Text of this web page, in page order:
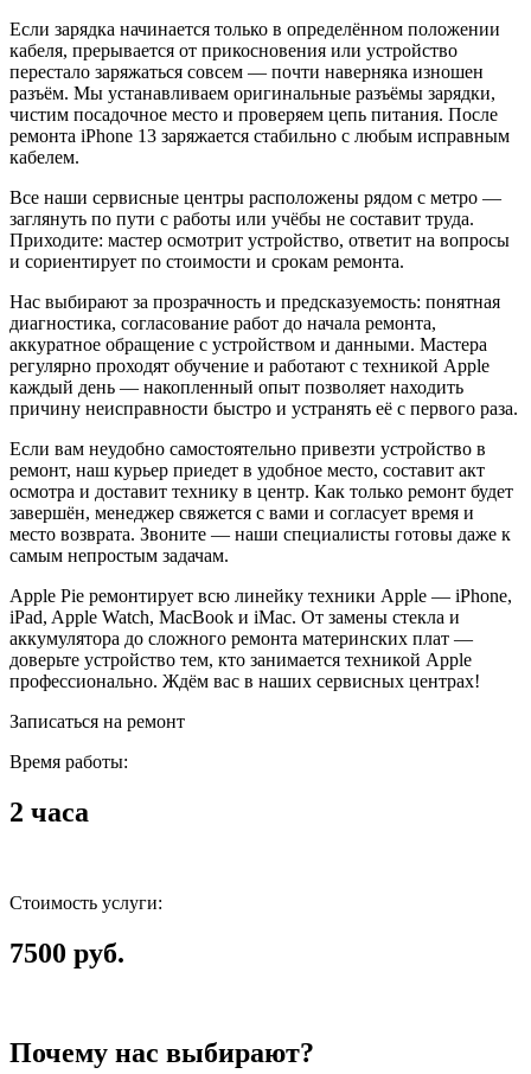
Если зарядка начинается только в определённом положении
кабеля, прерывается от прикосновения или устройство
перестало заряжаться совсем — почти наверняка изношен
разъём. Мы устанавливаем оригинальные разъёмы зарядки,
чистим посадочное место и проверяем цепь питания. После
ремонта iPhone 13 заряжается стабильно с любым исправным
кабелем.
Все наши сервисные центры расположены рядом с метро —
заглянуть по пути с работы или учёбы не составит труда.
Приходите: мастер осмотрит устройство, ответит на вопросы
и сориентирует по стоимости и срокам ремонта.
Нас выбирают за прозрачность и предсказуемость: понятная
диагностика, согласование работ до начала ремонта,
аккуратное обращение с устройством и данными. Мастера
регулярно проходят обучение и работают с техникой Apple
каждый день — накопленный опыт позволяет находить
причину неисправности быстро и устранять её с первого раза.
Если вам неудобно самостоятельно привезти устройство в
ремонт, наш курьер приедет в удобное место, составит акт
осмотра и доставит технику в центр. Как только ремонт будет
завершён, менеджер свяжется с вами и согласует время и
место возврата. Звоните — наши специалисты готовы даже к
самым непростым задачам.
Apple Pie ремонтирует всю линейку техники Apple — iPhone,
iPad, Apple Watch, MacBook и iMac. От замены стекла и
аккумулятора до сложного ремонта материнских плат —
доверьте устройство тем, кто занимается техникой Apple
профессионально. Ждём вас в наших сервисных центрах!
Записаться на ремонт
Время работы:
2 часа
Стоимость услуги:
7500 руб.
Почему нас выбирают?